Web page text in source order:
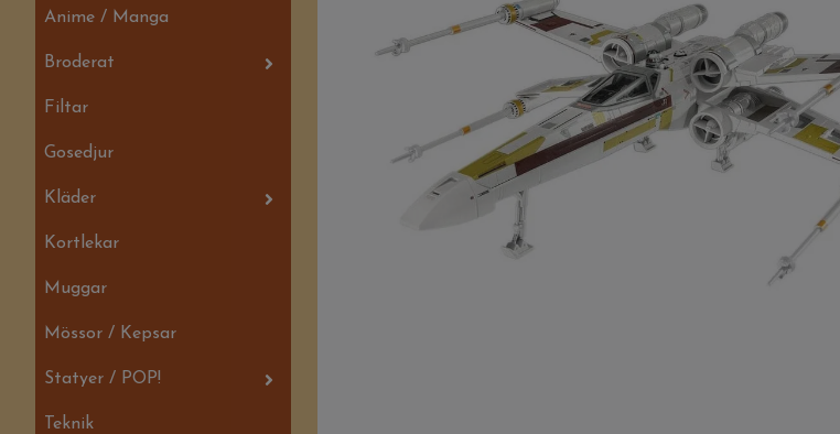
Anime / Manga
Broderat
Filtar
Gosedjur
Kläder
Kortlekar
Muggar
Mössor / Kepsar
Statyer / POP!
Teknik